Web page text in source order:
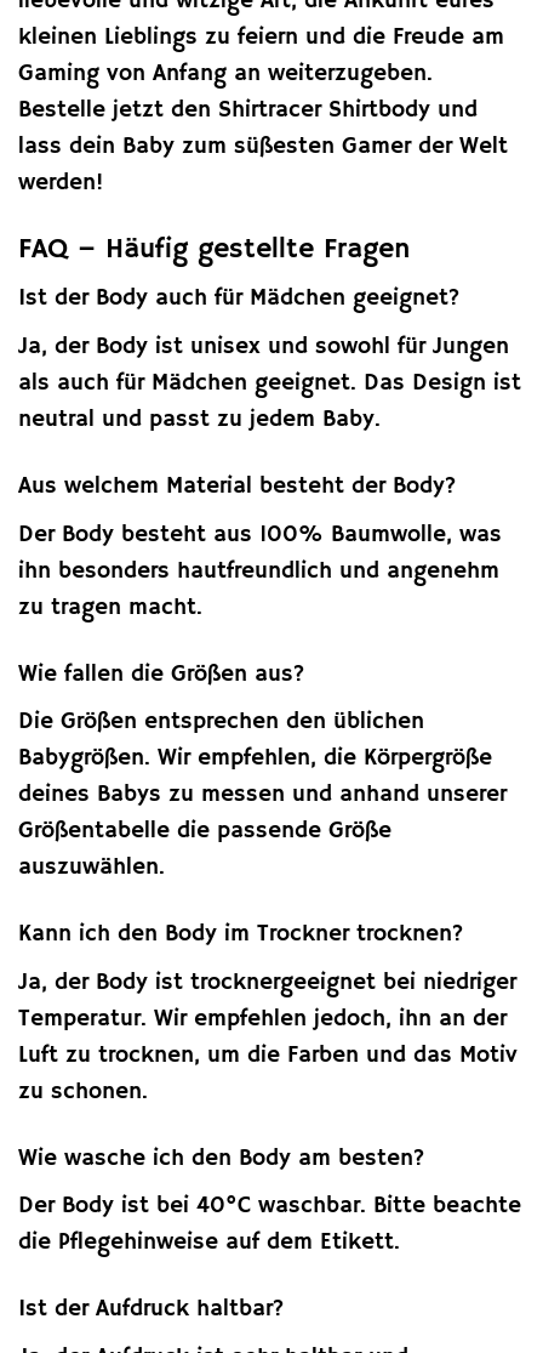
kleinen Lieblings zu feiern und die Freude am
Gaming von Anfang an weiterzugeben.
Bestelle jetzt den Shirtracer Shirtbody und
lass dein Baby zum süßesten Gamer der Welt
werden!
FAQ – Häufig gestellte Fragen
Ist der Body auch für Mädchen geeignet?
Ja, der Body ist unisex und sowohl für Jungen
als auch für Mädchen geeignet. Das Design ist
neutral und passt zu jedem Baby.
Aus welchem Material besteht der Body?
Der Body besteht aus 100% Baumwolle, was
ihn besonders hautfreundlich und angenehm
zu tragen macht.
Wie fallen die Größen aus?
Die Größen entsprechen den üblichen
Babygrößen. Wir empfehlen, die Körpergröße
deines Babys zu messen und anhand unserer
Größentabelle die passende Größe
auszuwählen.
Kann ich den Body im Trockner trocknen?
Ja, der Body ist trocknergeeignet bei niedriger
Temperatur. Wir empfehlen jedoch, ihn an der
Luft zu trocknen, um die Farben und das Motiv
zu schonen.
Wie wasche ich den Body am besten?
Der Body ist bei 40°C waschbar. Bitte beachte
die Pflegehinweise auf dem Etikett.
Ist der Aufdruck haltbar?